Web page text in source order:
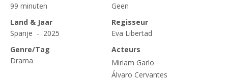
99 minuten
Geen
Land & Jaar
Spanje - 2025
Regisseur
Eva Libertad
Genre/Tag
Drama
Acteurs
Miriam Garlo
Álvaro Cervantes